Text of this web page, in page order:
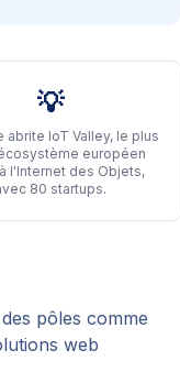
💡
abrite IoT Valley, le plus
européen
l'Internet des Objets,
80 startups.
pôles comme
web